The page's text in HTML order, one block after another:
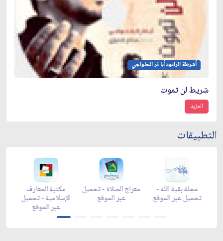
أشرطة الرادود أبا ذر الحلواجي
شريط لن تموت
المزيد
التطبيقات
مكتبة المعارف
الإسلامية - تحميل
عبر الموقع
معراج الصلاة - تحميل
عبر الموقع
مجلة بقية الله -
تحميل عبر الموقع